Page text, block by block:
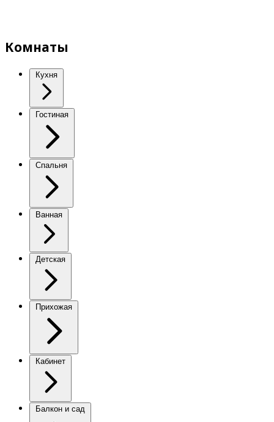
Комнаты
Кухня
Гостиная
Спальня
Ванная
Детская
Прихожая
Кабинет
Балкон и сад